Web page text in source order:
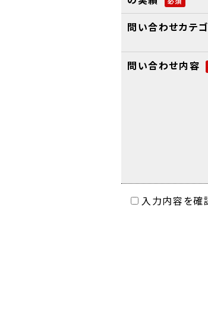
問い合わせカテ
問い合わせ内容
入力内容を確